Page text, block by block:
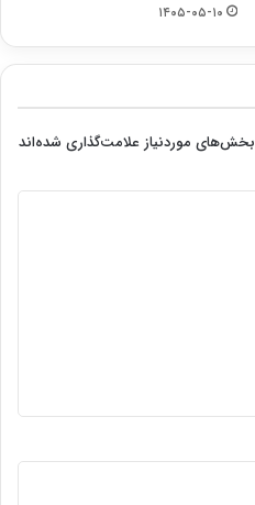
۱۴۰۵-۰۵-۱۰
بخش‌های موردنیاز علامت‌گذاری شده‌اند